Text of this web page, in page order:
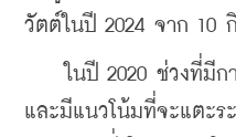
วัตต์ในปี 2024 จาก 10
ในปี 2020 ช่วงที่มีกา
และมีแนวโน้มที่จะแตะ